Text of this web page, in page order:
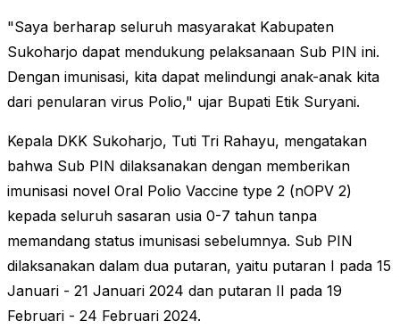
"Saya berharap seluruh masyarakat Kabupaten
Sukoharjo dapat mendukung pelaksanaan Sub PIN ini.
Dengan imunisasi, kita dapat melindungi anak-anak kita
dari penularan virus Polio," ujar Bupati Etik Suryani.
Kepala DKK Sukoharjo, Tuti Tri Rahayu, mengatakan
bahwa Sub PIN dilaksanakan dengan memberikan
imunisasi novel Oral Polio Vaccine type 2 (nOPV 2)
kepada seluruh sasaran usia 0-7 tahun tanpa
memandang status imunisasi sebelumnya. Sub PIN
dilaksanakan dalam dua putaran, yaitu putaran I pada 15
Januari - 21 Januari 2024 dan putaran II pada 19
Februari - 24 Februari 2024.